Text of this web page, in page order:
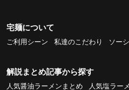
宅麺について
ご利用シーン 私達のこだわり ソー
解説まとめ記事から探す
人気醤油ラーメンまとめ 人気塩ラー